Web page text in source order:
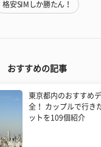
格安SIMしか勝たん！
おすすめの記事
東京都内のおすすめ
全！ カップルで行き
ットを109個紹介